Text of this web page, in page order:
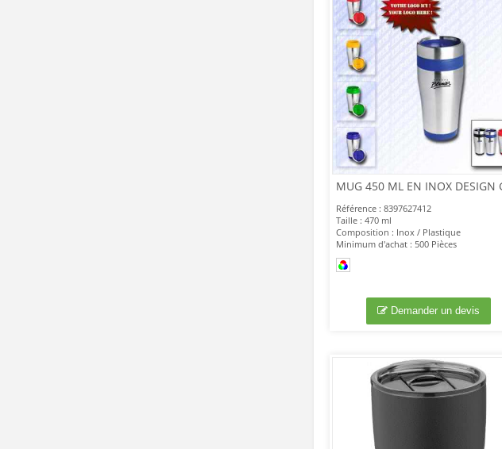
Référence : 8397627412
Taille : 470 ml
Composition : Inox / Plastique
Minimum d'achat : 500 Pièces
Demander un devis